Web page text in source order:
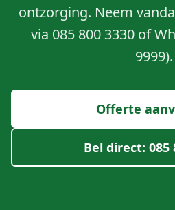
ontzorging. Neem
via 085 800 3330 of
9999).
Offerte
Bel direct: 085